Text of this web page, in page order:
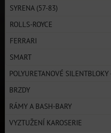
SYRENA (57-83)
ROLLS-ROYCE
FERRARI
SMART
POLYURETANOVÉ SILENTBLOKY
BRZDY
RÁMY A BASH-BARY
VYZTUŽENÍ KAROSERIE